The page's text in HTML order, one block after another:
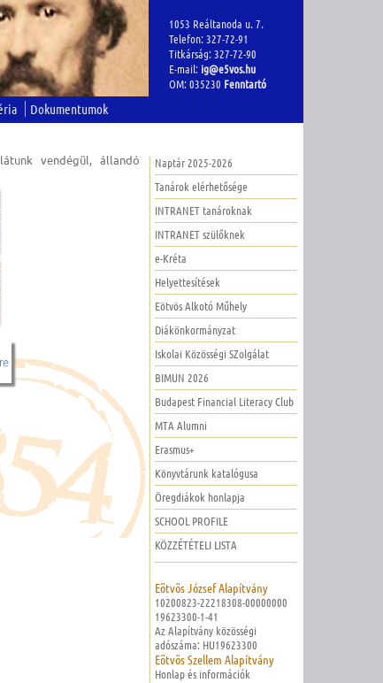
1053 Reáltanoda u. 7.
Telefon: 327-72-91
Titkárság: 327-72-90
E-mail: ig@e5vos.hu
OM: 035230 Fenntartó
Dokumentumok
vendégül, állandó
Naptár 2025-2026
Tanárok elérhetősége
INTRANET tanároknak
INTRANET szülőknek
e-Kréta
Helyettesítések
Eötvös Alkotó Műhely
Diákönkormányzat
Iskolai Közösségi SZolgálat
BIMUN 2026
Budapest Financial Literacy Club
MTA Alumni
Erasmus+
Könyvtárunk katalógusa
Öregdiákok honlapja
SCHOOL PROFILE
KÖZZÉTÉTELI LISTA
Eötvös József Alapítvány
10200823-22218308-00000000
19623300-1-41
Az Alapítvány közösségi
adószáma: HU19623300
Eötvös Szellem Alapítvány
Honlap és információk